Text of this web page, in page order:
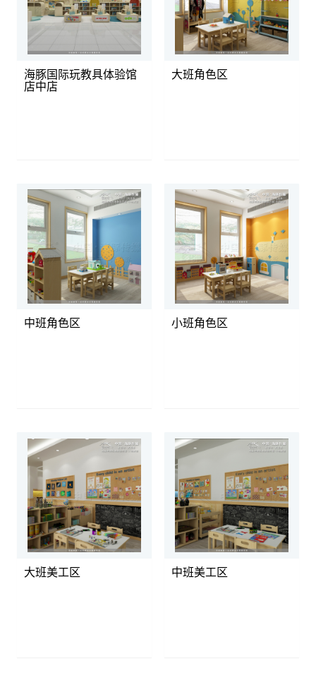
海豚国际玩教具体验馆
店中店
大班角色区
中班角色区 小班角色区
大班美工区 中班美工区